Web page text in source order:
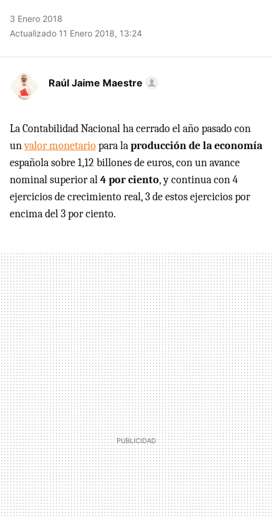
3 Enero 2018
Actualizado 11 Enero 2018, 13:24
Raúl Jaime Maestre
La Contabilidad Nacional ha cerrado el año pasado con
unvalor monetariopara laproducción de la economía
española sobre 1,12 billones de euros, con un avance
nominal superior al4 por ciento, y continua con 4
ejercicios de crecimiento real, 3 de estos ejercicios por
encima del 3 por ciento.